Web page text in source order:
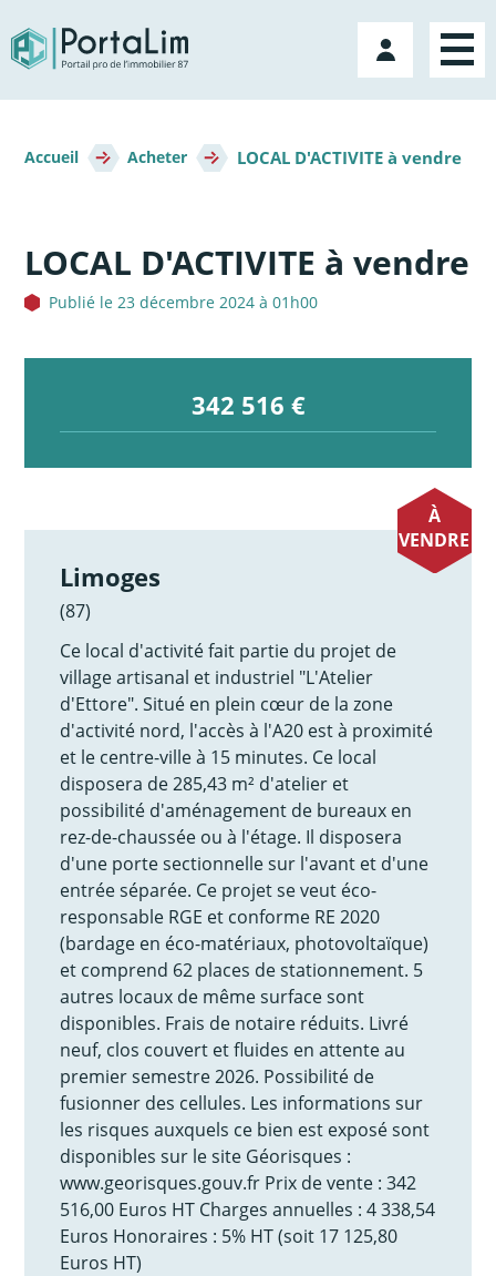
directement
au
contenu
Mon
compte
d'Ariane
Accueil Acheter LOCAL D'ACTIVITE à vendre
LOCAL D'ACTIVITE à vendre
Publié le 23 décembre 2024 à 01h00
342 516 €
À
VENDRE
Limoges
(87)
Ce local d'activité fait partie du projet de
village artisanal et industriel "L'Atelier
d'Ettore". Situé en plein cœur de la zone
d'activité nord, l'accès à l'A20 est à proximité
et le centre-ville à 15 minutes. Ce local
disposera de 285,43 m² d'atelier et
possibilité d'aménagement de bureaux en
rez-de-chaussée ou à l'étage. Il disposera
d'une porte sectionnelle sur l'avant et d'une
entrée séparée. Ce projet se veut éco-
responsable RGE et conforme RE 2020
(bardage en éco-matériaux, photovoltaïque)
et comprend 62 places de stationnement. 5
autres locaux de même surface sont
disponibles. Frais de notaire réduits. Livré
neuf, clos couvert et fluides en attente au
premier semestre 2026. Possibilité de
fusionner des cellules. Les informations sur
les risques auxquels ce bien est exposé sont
disponibles sur le site Géorisques :
www.georisques.gouv.fr Prix de vente : 342
516,00 Euros HT Charges annuelles : 4 338,54
Euros Honoraires : 5% HT (soit 17 125,80
Euros HT)